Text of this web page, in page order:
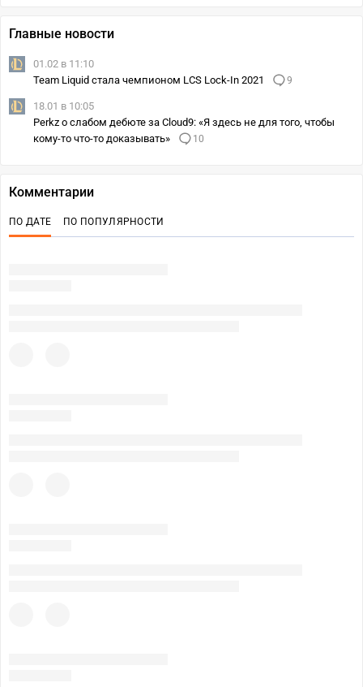
Главные новости
01.02 в 11:10
Team Liquid стала чемпионом LCS Lock-In 2021
9
18.01 в 10:05
Perkz о слабом дебюте за Cloud9: «Я здесь не для того, чтобы
кому-то что-то доказывать»
10
Комментарии
ПО ДАТЕ ПО ПОПУЛЯРНОСТИ